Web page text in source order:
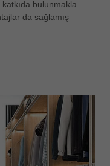
bulunmakla
da sağlamış